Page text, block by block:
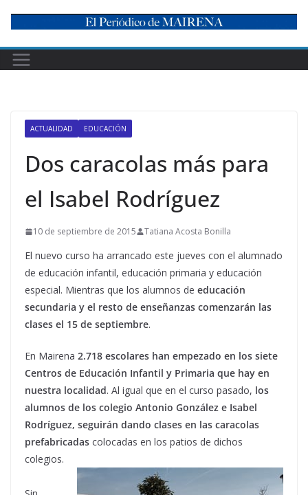
content
ACTUALIDAD EDUCACIÓN
Dos caracolas más para
el Isabel Rodríguez
10 de septiembre de 2015 Tatiana Acosta Bonilla
El nuevo curso ha arrancado este jueves con el alumnado
de educación infantil, educación primaria y educación
especial. Mientras que los alumnos de educación
secundaria y el resto de enseñanzas comenzarán las
clases el 15 de septiembre.
En Mairena 2.718 escolares han empezado en los siete
Centros de Educación Infantil y Primaria que hay en
nuestra localidad. Al igual que en el curso pasado, los
alumnos de los colegio Antonio González e Isabel
Rodríguez, seguirán dando clases en las caracolas
prefabricadas colocadas en los patios de dichos
colegios.